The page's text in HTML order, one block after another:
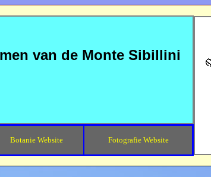
van de Monte Sibillini
Botanie Website Fotografie Website